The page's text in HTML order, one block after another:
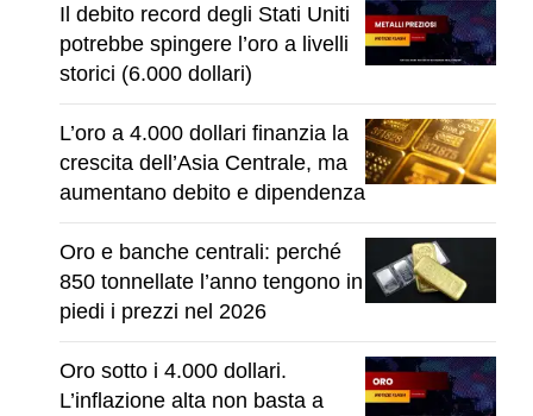
Il debito record degli Stati Uniti
potrebbe spingere l’oro a livelli
storici (6.000 dollari)
L’oro a 4.000 dollari finanzia la
crescita dell’Asia Centrale, ma
aumentano debito e dipendenza
Oro e banche centrali: perché
850 tonnellate l’anno tengono in
piedi i prezzi nel 2026
Oro sotto i 4.000 dollari.
L’inflazione alta non basta a